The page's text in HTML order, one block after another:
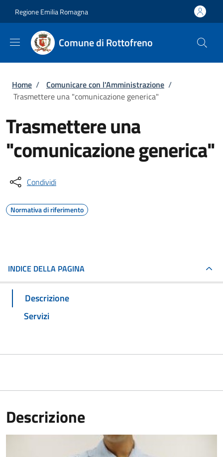
Regione Emilia Romagna
Comune di Rottofreno
Briciole di pane
Home / Comunicare con l'Amministrazione /
Trasmettere una "comunicazione generica"
Trasmettere una
"comunicazione generica"
Condividi
Normativa di riferimento
INDICE DELLA PAGINA
Descrizione
Servizi
Descrizione